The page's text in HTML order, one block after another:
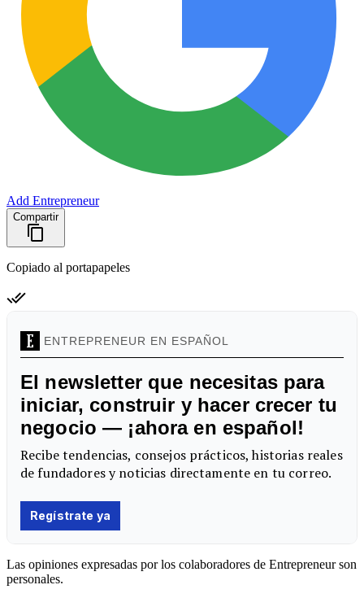
Add Entrepreneur
Compartir
Copiado al portapapeles
Las opiniones expresadas por los colaboradores de Entrepreneur son
personales.